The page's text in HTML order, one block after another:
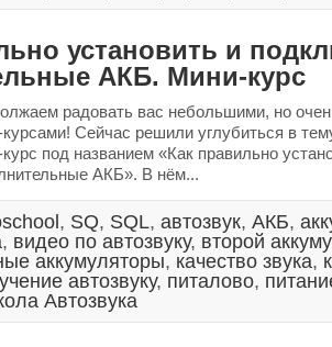
установить и
АКБ. Мини-курс
радовать вас небольшими, но
Сейчас решили углубиться в
под названием «Как правильно
АКБ». В нём...
, SQ, SQL, автозвук, АКБ,
, видео по автозвуку, второй
аккумуляторы, качество звука,
автозвуку, питалово,
Автозвука